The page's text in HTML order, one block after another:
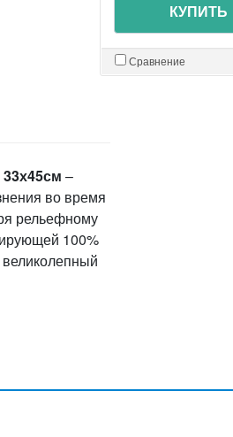
КУПИТЬ
Сравнение
–
во время
рельефному
100%